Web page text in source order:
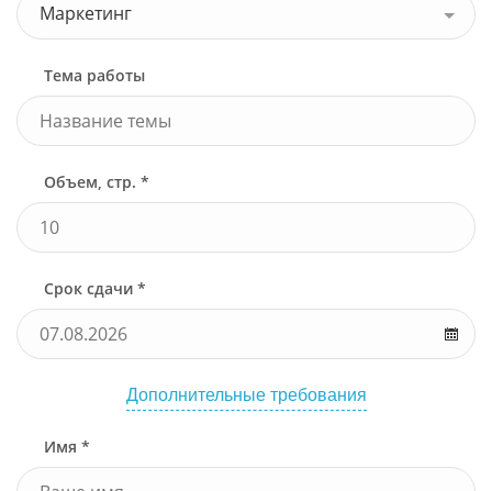
Маркетинг
Тема работы
Объем, стр. *
Срок сдачи *
Дополнительные требования
Имя *